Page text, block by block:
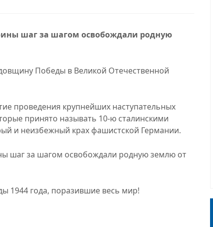
шаг за шагом освобождали родную
Победы в Великой Отечественной
проведения крупнейших наступательных
принято называть 10-ю сталинскими
и неизбежный крах фашистской Германии.
шаг за шагом освобождали родную землю от
1944 года, поразившие весь мир!